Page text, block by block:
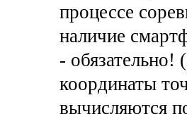
процессе
наличие
- обязательно!
координаты
вычисляются